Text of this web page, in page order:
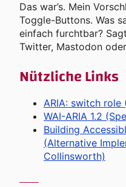
Das war’s. Mein
Toggle-Buttons. Was
einfach furchtbar?
Twitter, Mastodon
Nützliche Links
ARIA: switch role
WAI-ARIA 1.2
Building
(Alternative
Collinsworth)